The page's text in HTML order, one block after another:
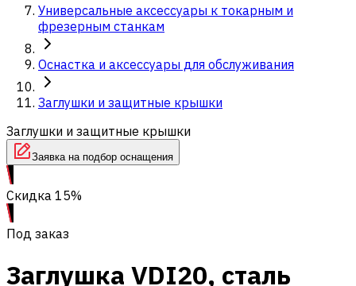
Универсальные аксессуары к токарным и
фрезерным станкам
Оснастка и аксессуары для обслуживания
Заглушки и защитные крышки
Заглушки и защитные крышки
Заявка на подбор оснащения
Скидка 15%
Под заказ
Заглушка VDI20, сталь